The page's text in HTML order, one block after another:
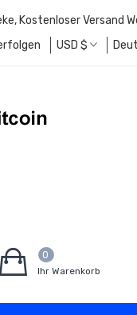
Kostenloser Versand
USD $
0
Ihr Warenkorb